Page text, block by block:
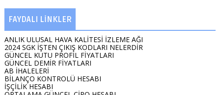
FAYDALI LİNKLER
ANLIK ULUSAL HAVA KALİTESİ İZLEME AĞI
2024 SGK İŞTEN ÇIKIŞ KODLARI NELERDİR
GÜNCEL KUTU PROFİL FİYATLARI
GÜNCEL DEMİR FİYATLARI
AB İHALELERİ
BİLANÇO KONTROLÜ HESABI
İŞÇİLİK HESABI